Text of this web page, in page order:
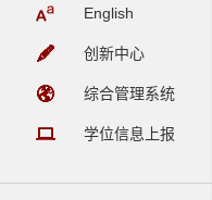
English
创新中心
综合管理系统
学位信息上报